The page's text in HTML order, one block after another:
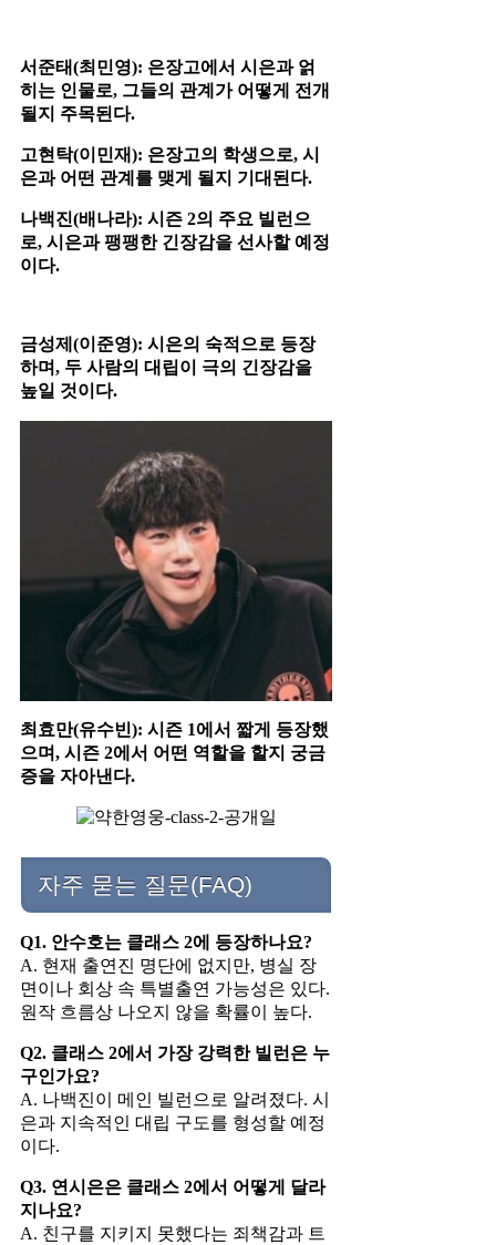
서준태(최민영): 은장고에서 시은과 얽
히는 인물로, 그들의 관계가 어떻게 전개
될지 주목된다.​
고현탁(이민재): 은장고의 학생으로, 시
은과 어떤 관계를 맺게 될지 기대된다.​
나백진(배나라): 시즌 2의 주요 빌런으
로, 시은과 팽팽한 긴장감을 선사할 예정
이다.​
금성제(이준영): 시은의 숙적으로 등장
하며, 두 사람의 대립이 극의 긴장감을
높일 것이다.​
최효만(유수빈): 시즌 1에서 짧게 등장했
으며, 시즌 2에서 어떤 역할을 할지 궁금
증을 자아낸다.
자주 묻는 질문(FAQ)
Q1. 안수호는 클래스 2에 등장하나요?
A. 현재 출연진 명단에 없지만, 병실 장
면이나 회상 속 특별출연 가능성은 있다.
원작 흐름상 나오지 않을 확률이 높다.
Q2. 클래스 2에서 가장 강력한 빌런은 누
구인가요?
A. 나백진이 메인 빌런으로 알려졌다. 시
은과 지속적인 대립 구도를 형성할 예정
이다.
Q3. 연시은은 클래스 2에서 어떻게 달라
지나요?
A. 친구를 지키지 못했다는 죄책감과 트